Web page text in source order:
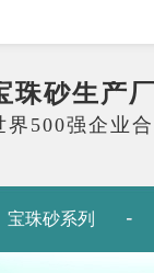
珠砂生产
界500强企业
宝珠砂系列